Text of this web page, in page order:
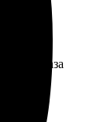
заказа